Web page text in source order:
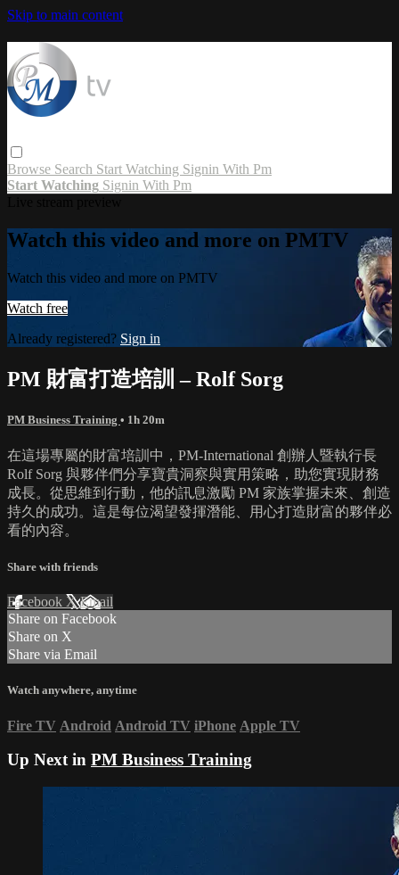
Skip to main content
Browse Search Start Watching Signin With Pm
Start Watching Signin With Pm
Watch this video and more on PMTV
Watch this video and more on PMTV
Watch free
Already registered? Sign in
PM 財富打造培訓 – Rolf Sorg
PM Business Training • 1h 20m
在這場專屬的財富培訓中，PM-International 創辦人暨執行長
Rolf Sorg 與夥伴們分享寶貴洞察與實用策略，助您實現財務
成長。從思維到行動，他的訊息激勵 PM 家族掌握未來、創造
持久的成功。這是每位渴望發揮潛能、用心打造財富的夥伴必
看的內容。
Share with friends
Facebook XEmail
Share on Facebook
Share on X
Share via Email
Watch anywhere, anytime
Fire TV Android Android TV iPhone Apple TV
Up Next in PM Business Training